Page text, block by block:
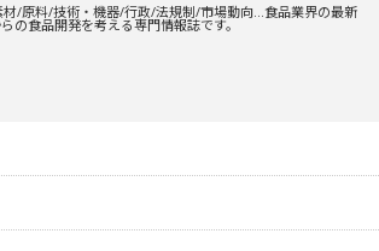
材/原料/技術・機器/行政/法規制/市場動向…食品業界の最新
の食品開発を考える専門情報誌です。